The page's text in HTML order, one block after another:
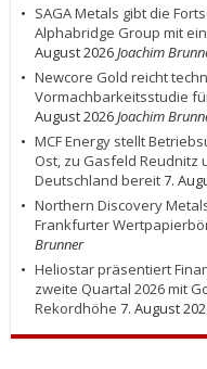
SAGA Metals gibt die
Alphabridge Group mit
August 2026 Joachim
Newcore Gold reicht
Vormachbarkeitsstudie
August 2026 Joachim
MCF Energy stellt
Ost, zu Gasfeld Reudnitz
Deutschland bereit7.
Northern Discovery
Frankfurter
Brunner
Heliostar präsentiert
zweite Quartal 2026 mit
Rekordhöhe 7. August